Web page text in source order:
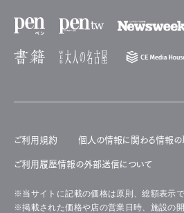
ご利用規約 個人の情報に関わる情報の
ご利用履歴情報の外部送信について
※当サイトに記載の価格は原則、総額表示で
※掲載された価格や店の営業日時、施設の